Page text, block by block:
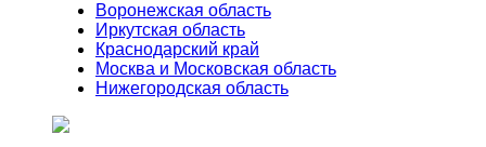
Воронежская область
Иркутская область
Краснодарский край
Москва и Московская область
Нижегородская область